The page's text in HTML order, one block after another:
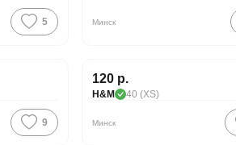
5 Минск
9
120 р.
H&M 40 (XS)
Минск